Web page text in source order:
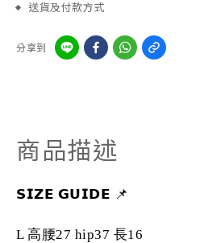
送貨及付款方式
分享到
商品描述
𝗦𝗜𝗭𝗘 𝗚𝗨𝗜𝗗𝗘 📌
L 高腰27 hip37 長16